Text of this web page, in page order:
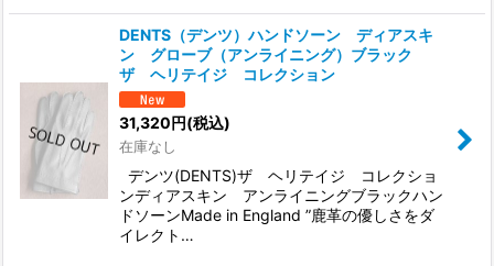
DENTS（デンツ）ハンドソーン ディアスキ
ン グローブ（アンライニング）ブラック
ザ ヘリテイジ コレクション
31,320円(税込)
在庫なし
デンツ(DENTS)ザ ヘリテイジ コレクショ
ンディアスキン アンライニングブラックハン
ドソーンMade in England ”鹿革の優しさをダ
イレクト…